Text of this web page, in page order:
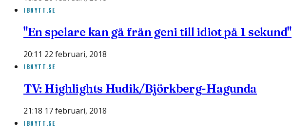
IBNYTT.SE
"En spelare kan gå från geni till idiot på 1 sekund"
20:11 22 februari, 2018
IBNYTT.SE
TV: Highlights Hudik/Björkberg-Hagunda
21:18 17 februari, 2018
IBNYTT.SE